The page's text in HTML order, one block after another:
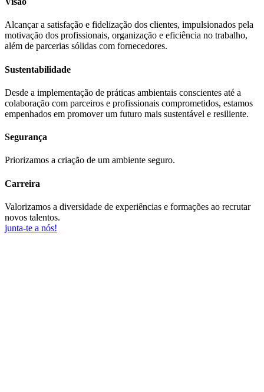
Alcançar a satisfação e fidelização dos clientes, impulsionados pela
motivação dos profissionais, organização e eficiência no trabalho,
além de parcerias sólidas com fornecedores.
Sustentabilidade
Desde a implementação de práticas ambientais conscientes até a
colaboração com parceiros e profissionais comprometidos, estamos
empenhados em promover um futuro mais sustentável e resiliente.
Segurança
Priorizamos a criação de um ambiente seguro.
Carreira
Valorizamos a diversidade de experiências e formações ao recrutar
novos talentos.
junta-te a nós!